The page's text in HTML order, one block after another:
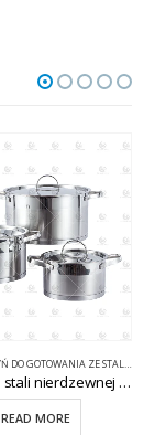
ZESTAWY NACZYŃ DO GOTOWANIA ZE STALI NIERDZEWNEJ
Pokrywa ze stali nierdzewnej Patelnia ze stali nierdzewnej CW-B041-A
READ MORE